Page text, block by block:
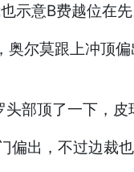
示意B费越位在
尔莫跟上冲顶
部顶了一下，
出，不过边裁